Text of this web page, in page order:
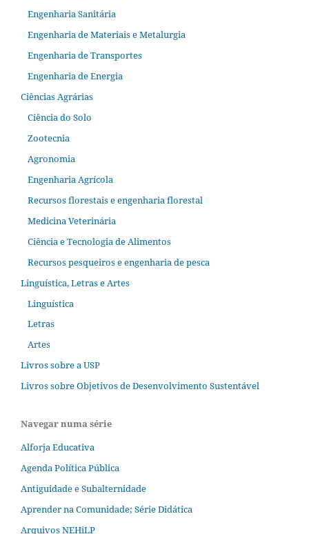
Engenharia Sanitária
Engenharia de Materiais e Metalurgia
Engenharia de Transportes
Engenharia de Energia
Ciências Agrárias
Ciência do Solo
Zootecnia
Agronomia
Engenharia Agrícola
Recursos florestais e engenharia florestal
Medicina Veterinária
Ciência e Tecnologia de Alimentos
Recursos pesqueiros e engenharia de pesca
Linguística, Letras e Artes
Linguística
Letras
Artes
Livros sobre a USP
Livros sobre Objetivos de Desenvolvimento Sustentável
Navegar numa série
Alforja Educativa
Agenda Política Pública
Antiguidade e Subalternidade
Aprender na Comunidade; Série Didática
Arquivos NEHiLP